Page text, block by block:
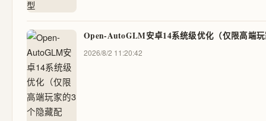
Open-AutoGLM安卓14系统级优化（仅限高端
2026/8/2 11:20:42